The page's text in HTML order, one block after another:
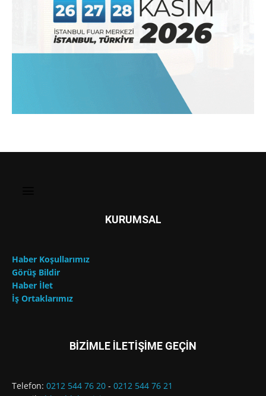
KURUMSAL
Haber Koşullarımız
Görüş Bildir
Haber İlet
İş Ortaklarımız
BİZİMLE İLETİŞİME GEÇİN
Telefon: 0212 544 76 20 - 0212 544 76 21